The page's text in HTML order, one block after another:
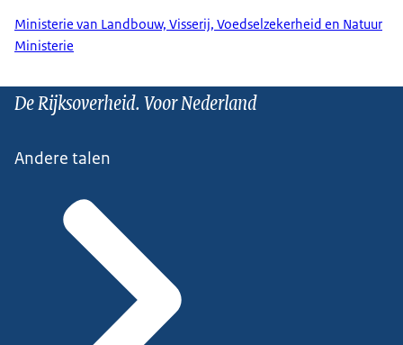
Ministerie van Landbouw, Visserij, Voedselzekerheid en Natuur
Ministerie
De Rijksoverheid. Voor Nederland
Andere talen